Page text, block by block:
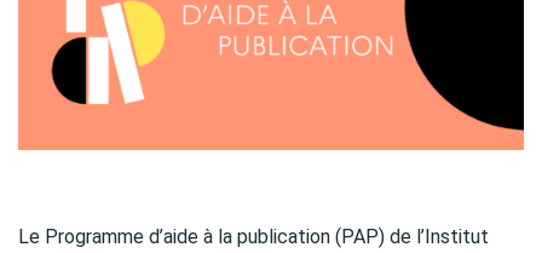
Le Programme d’aide à la publication (PAP) de l’Institut